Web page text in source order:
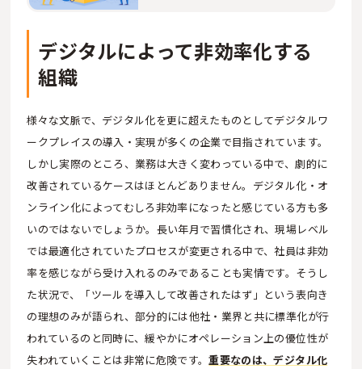
デジタルによって非効率化する
組織
様々な文脈で、デジタル化を更に超えたものとしてデジタルワ
ークプレイスの導入・実現が多くの企業で目指されています。
しかし実際のところ、業務は大きく変わっている中で、劇的に
改善されているケースはほとんどありません。デジタル化・オ
ンライン化によってむしろ非効率になったと感じている方も多
いのではないでしょうか。長い年月で習慣化され、現場レベル
では最適化されていたプロセスが変更される中で、社員は非効
率を感じながら受け入れるのみであることも実情です。そうし
た状況で、「ツールを導入して改善されたはず」という表向き
の理想のみが語られ、部分的には他社・業界と共に標準化が行
われているのと同時に、緩やかにオペレーション上の優位性が
失われていくことは非常に危険です。重要なのは、デジタル化